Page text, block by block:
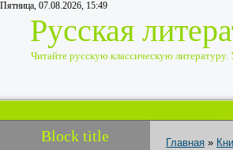
Пятница, 07.08.2026, 15:49
Русская
Читайте русскую классическую
Block title Главная »